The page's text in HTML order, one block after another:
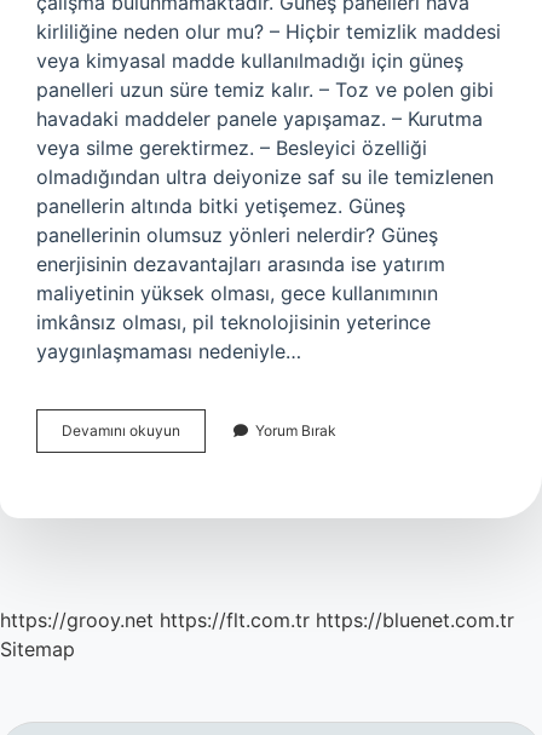
kirliliğine neden olur mu? – Hiçbir temizlik maddesi
veya kimyasal madde kullanılmadığı için güneş
panelleri uzun süre temiz kalır. – Toz ve polen gibi
havadaki maddeler panele yapışamaz. – Kurutma
veya silme gerektirmez. – Besleyici özelliği
olmadığından ultra deiyonize saf su ile temizlenen
panellerin altında bitki yetişemez. Güneş
panellerinin olumsuz yönleri nelerdir? Güneş
enerjisinin dezavantajları arasında ise yatırım
maliyetinin yüksek olması, gece kullanımının
imkânsız olması, pil teknolojisinin yeterince
yaygınlaşmaması nedeniyle…
Devamını okuyun
Panelleri
Sebep
Yorum Bırak
https://grooy.net https://flt.com.tr https://bluenet.com.tr
Sitemap